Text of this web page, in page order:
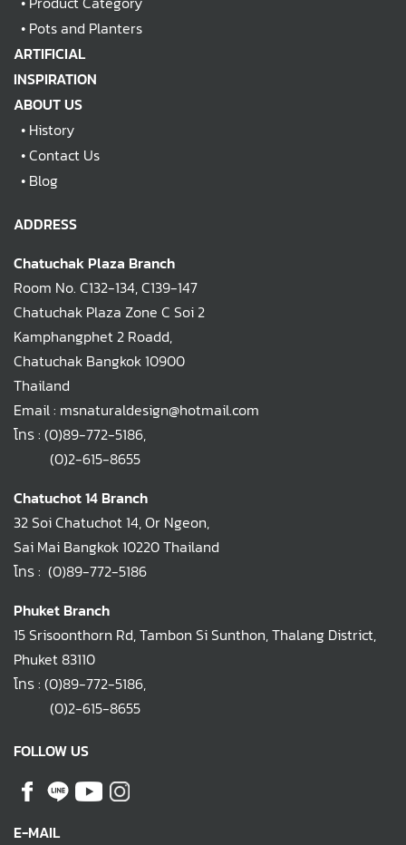
• Pots and Planters
ARTIFICIAL
INSPIRATION
ABOUT US
• History
•Contact Us
• Blog
ADDRESS
Chatuchak Plaza Branch
Room No. C132-134, C139-147
Chatuchak Plaza Zone C Soi 2
Kamphangphet 2 Roadd,
Chatuchak Bangkok 10900
Thailand
Email : msnaturaldesign@hotmail.com
โทร : (0)89-772-5186,
(0)2-615-8655
Chatuchot 14 Branch
32 Soi Chatuchot 14, Or Ngeon,
Sai Mai Bangkok 10220 Thailand
โทร : (0)89-772-5186
Phuket Branch
15 Srisoonthorn Rd, Tambon Si Sunthon, Thalang District,
Phuket 83110
โทร : (0)89-772-5186,
(0)2-615-8655
FOLLOW US
E-MAIL